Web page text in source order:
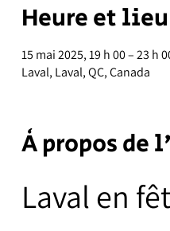
Heure et lieu
15 mai 2025, 19 h 00 – 23 h
Laval, Laval, QC, Canada
À propos de
Laval en